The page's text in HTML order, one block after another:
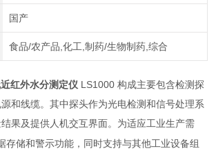
国产
食品/农产品,化工,制药/生物制药,综合
红外水分测定仪 LS1000构成主要包含检测探
和线缆。其中探头作为光电检测和信号处理系
果及提供人机交互界面。为适应工业生产需
存储和警示功能，同时支持与其他工业设备组